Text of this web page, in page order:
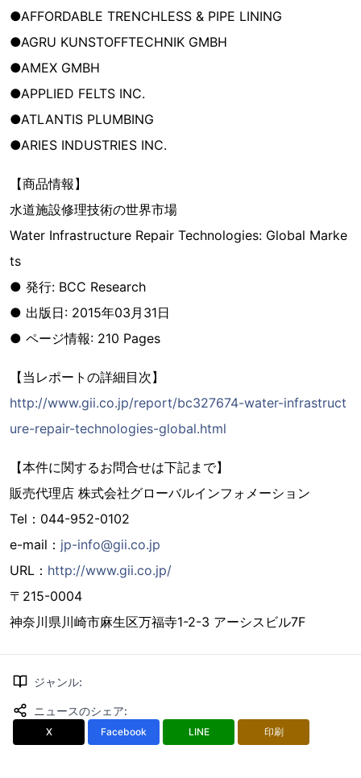
●AFFORDABLE TRENCHLESS & PIPE LINING
●AGRU KUNSTOFFTECHNIK GMBH
●AMEX GMBH
●APPLIED FELTS INC.
●ATLANTIS PLUMBING
●ARIES INDUSTRIES INC.
【商品情報】
水道施設修理技術の世界市場
Water Infrastructure Repair Technologies: Global Marke
ts
● 発行: BCC Research
● 出版日: 2015年03月31日
● ページ情報: 210 Pages
【当レポートの詳細目次】
http://www.gii.co.jp/report/bc327674-water-infrastruct
ure-repair-technologies-global.html
【本件に関するお問合せは下記まで】
販売代理店 株式会社グローバルインフォメーション
Tel：044-952-0102
e-mail： jp-info@gii.co.jp
URL： http://www.gii.co.jp/
〒215-0004
神奈川県川崎市麻生区万福寺1-2-3 アーシスビル7F
ジャンル:
ニュースのシェア:
X Facebook LINE 印刷